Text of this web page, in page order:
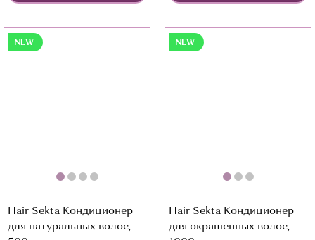
NEW
Hair Sekta Кондиционер
для натуральных волос,
NEW
Hair Sekta Кондиционер
для окрашенных волос,